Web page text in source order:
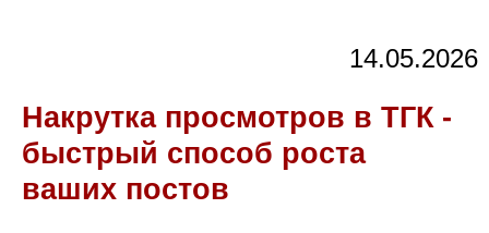
14.05.2026
Накрутка просмотров в ТГК -
быстрый способ роста
ваших постов